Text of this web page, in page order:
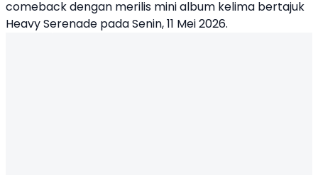
comeback dengan merilis mini album kelima bertajuk
Heavy Serenade pada Senin, 11 Mei 2026.